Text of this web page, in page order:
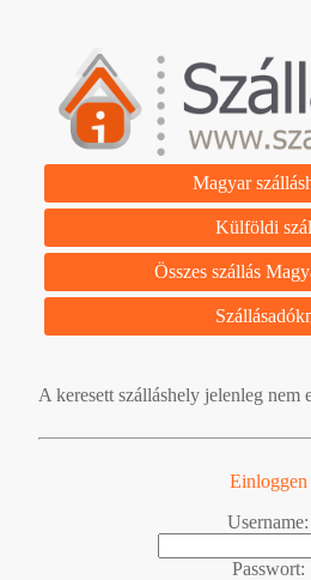
Magyar
Külföldi
Összes szállás
A keresett szálláshely jelenleg nem
Einloggen
Username:
Passwort: